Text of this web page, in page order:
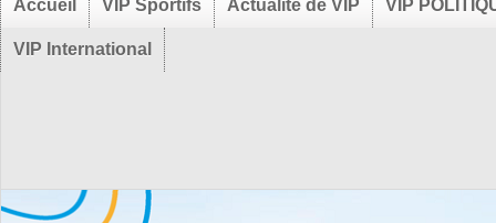
Accueil VIP Sportifs Actualité de VIP VIP
VIP International